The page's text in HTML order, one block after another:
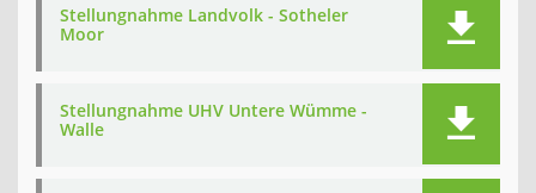
Stellungnahme Landvolk - Sotheler
Moor
Stellungnahme UHV Untere Wümme -
Walle